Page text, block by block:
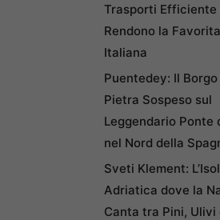
Trasporti Efficiente
Rendono la Favorita
Italiana
Puentedey: Il Borgo
Pietra Sospeso sul
Leggendario Ponte
nel Nord della
Sveti Klement:
Adriatica dove la
Canta tra Pini, Ulivi